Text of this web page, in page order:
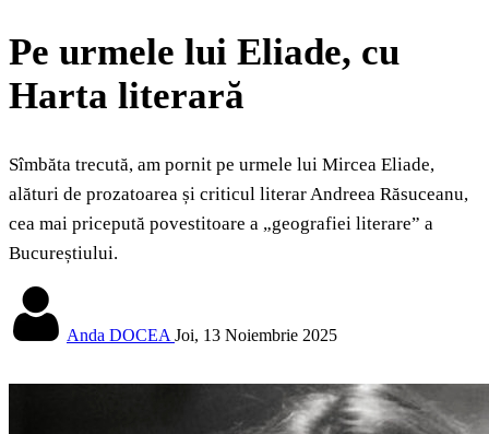
Pe urmele lui Eliade, cu
Harta literară
Sîmbăta trecută, am pornit pe urmele lui Mircea Eliade,
alături de prozatoarea și criticul literar Andreea Răsuceanu,
cea mai pricepută povestitoare a „geografiei literare” a
Bucureștiului.
Anda DOCEA Joi, 13 Noiembrie 2025